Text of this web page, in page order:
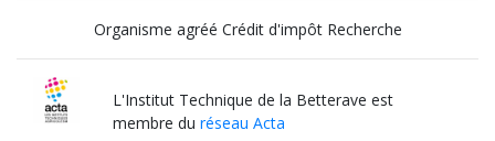
Organisme agréé Crédit d'impôt Recherche
L'Institut Technique de la Betterave est
membre duréseau Acta